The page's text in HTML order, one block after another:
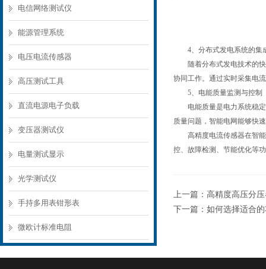
电信网络测试仪
能源管理系统
电压电流传感器
高压测试工具
直流电源电子负载
变压器测试仪
电量测试显示
光学测试仪
手持多用表钳形表
微欧计标准电阻
4、分布式发电系统的集
随着分布式发电技术的快
协同工作。通过实时采集电
5、电能质量监测与控制
电能质量是电力系统稳定
质量问题，智能电网能够快
高精度电流传感器在智能
控、故障检测、节能优化等
上一篇： 高精度高压分
下一篇： 如何选择适合